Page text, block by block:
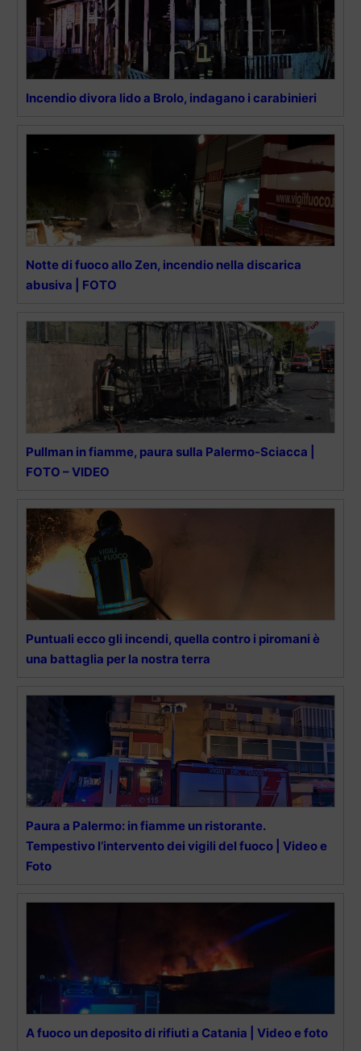
Incendio divora lido a Brolo, indagano i carabinieri
Notte di fuoco allo Zen, incendio nella discarica
abusiva | FOTO
Pullman in fiamme, paura sulla Palermo-Sciacca |
FOTO – VIDEO
Puntuali ecco gli incendi, quella contro i piromani è
una battaglia per la nostra terra
Paura a Palermo: in fiamme un ristorante.
Tempestivo l’intervento dei vigili del fuoco | Video e
Foto
A fuoco un deposito di rifiuti a Catania | Video e foto